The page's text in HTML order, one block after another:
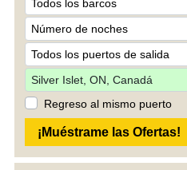
Regreso al mismo puerto